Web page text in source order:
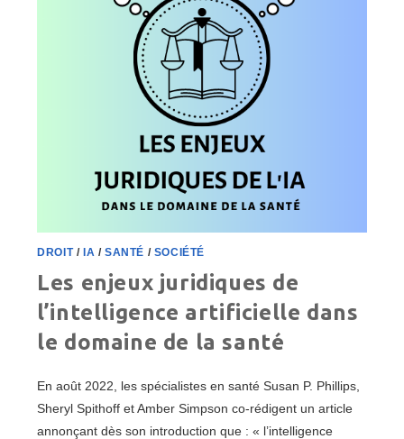
DROIT/IA /SANTÉ / SOCIÉTÉ
Les enjeux juridiques de
l’intelligence artificielle dans
le domaine de la santé
En août 2022, les spécialistes en santé Susan P. Phillips,
Sheryl Spithoff et Amber Simpson co-rédigent un article
annonçant dès son introduction que : « l’intelligence